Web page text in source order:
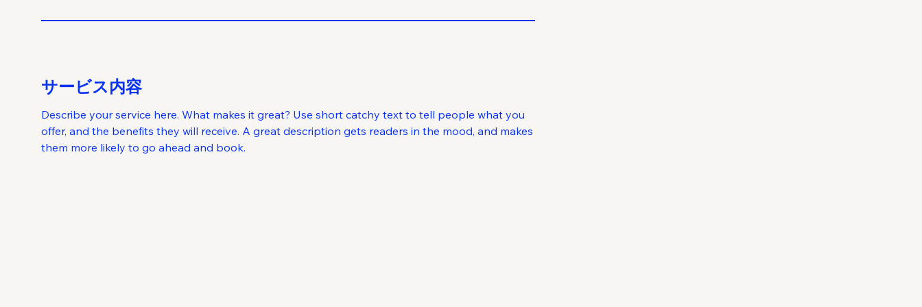
サービス内容
Describe your service here. What makes it great? Use short catchy text to tell people what you
offer, and the benefits they will receive. A great description gets readers in the mood, and makes
them more likely to go ahead and book.